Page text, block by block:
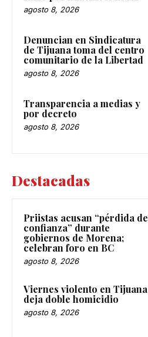
agosto 8, 2026
Denuncian en Sindicatura
de Tijuana toma del centro
comunitario de la Libertad
agosto 8, 2026
Transparencia a medias y
por decreto
agosto 8, 2026
Destacadas
Priistas acusan “pérdida de
confianza” durante
gobiernos de Morena;
celebran foro en BC
agosto 8, 2026
Viernes violento en Tijuana
deja doble homicidio
agosto 8, 2026